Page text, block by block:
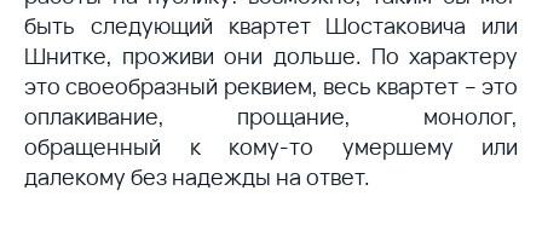
быть следующий квартет Шостаковича или
Шнитке, проживи они дольше. По характеру
это своеобразный реквием, весь квартет – это
оплакивание, прощание, монолог,
обращенный к кому-то умершему или
далекому без надежды на ответ.